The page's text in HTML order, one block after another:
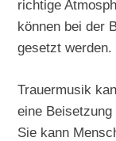
richtige
können bei der
gesetzt werden.
Trauermusik
eine
Sie kann